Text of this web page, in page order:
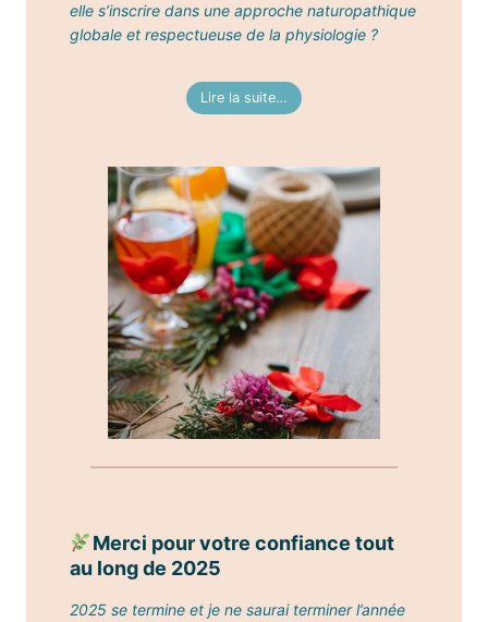
elle s’inscrire dans une approche naturopathique
globale et respectueuse de la physiologie ?
Lire la suite…
Merci pour votre confiance tout
au long de 2025
2025 se termine et je ne saurai terminer l’année